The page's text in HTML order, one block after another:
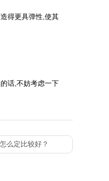
得更具弹性,使其
话,不妨考虑一下
么定比较好？